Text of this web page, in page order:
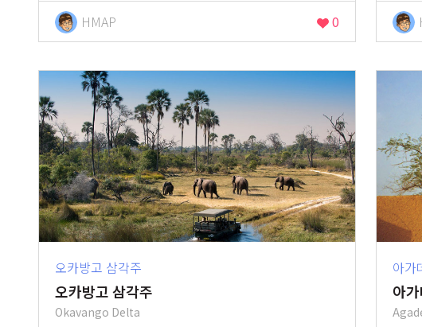
HMAP 0
오카방고 삼각주
오카방고 삼각주
Okavango Delta
아가
아